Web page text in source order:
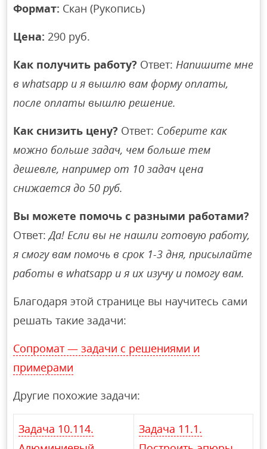
Формат: Скан (Рукопись)
Цена: 290 руб.
Как получить работу? Ответ:Напишите мне
в whatsapp и я вышлю вам форму оплаты,
после оплаты вышлю решение.
Как снизить цену? Ответ: Соберите как
можно больше задач, чем больше тем
дешевле, например от 10 задач цена
снижается до 50 руб.
Вы можете помочь с разными работами?
Ответ:Да! Если вы не нашли готовую работу,
я смогу вам помочь в срок 1-3 дня, присылайте
работы в whatsapp и я их изучу и помогу вам.
Благодаря этой странице вы научитесь сами
решать такие задачи:
Сопромат — задачи с решениями и
примерами
Другие похожие задачи:
Задача 10.114.
Задача 11.1.